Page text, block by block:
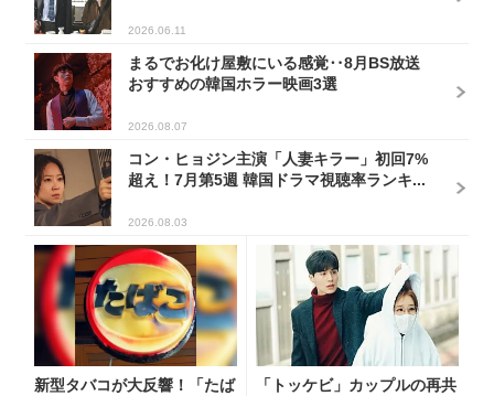
2026.06.11
まるでお化け屋敷にいる感覚‥8月BS放送
おすすめの韓国ホラー映画3選
2026.08.07
コン・ヒョジン主演「人妻キラー」初回7%
超え！7月第5週 韓国ドラマ視聴率ランキ...
2026.08.03
新型タバコが大反響！「たば
「トッケビ」カップルの再共